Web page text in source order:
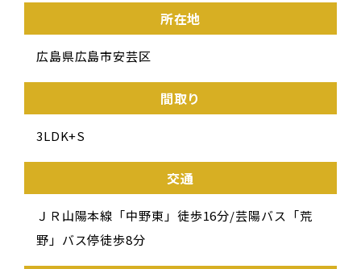
所在地
広島県広島市安芸区
間取り
3LDK+S
交通
ＪＲ山陽本線「中野東」徒歩16分/芸陽バス「荒
野」バス停徒歩8分